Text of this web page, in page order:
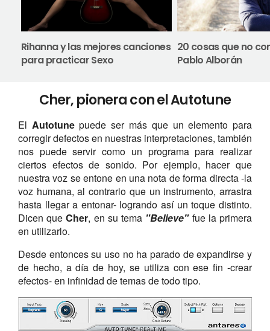
Rihanna y las mejores canciones
para practicar Sexo
20 cosas que no
Pablo Alborán
Cher, pionera con el Autotune
El Autotunepuede ser más que un elemento para
corregir defectos en nuestras interpretaciones, también
nos puede servir como un programa para realizar
ciertos efectos de sonido. Por ejemplo, hacer que
nuestra voz se entone en una nota de forma directa -la
voz humana, al contrario que un instrumento, arrastra
hasta llegar a entonar- logrando así un toque distinto.
Dicen queCher, en su tema "Believe"fue la primera
en utilizarlo.
Desde entonces su uso no ha parado de expandirse y
de hecho, a día de hoy, se utiliza con ese fin -crear
efectos- en infinidad de temas de todo tipo.